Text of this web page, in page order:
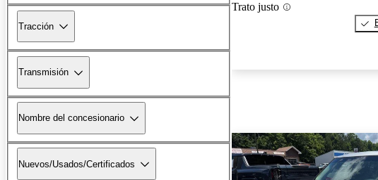
Tracción
Transmisión
Nombre del concesionario
Nuevos/Usados/Certificados
Trato justo